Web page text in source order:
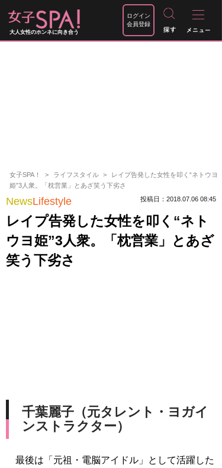
大人女性のホンネに向き合う
ログイン
会員登録
女子SPA！ ライフスタイル
レイプ告発した女性を叩く“ネトウヨ
姫”3人衆。「枕営業」とあざ笑う下劣さ
NewsLifestyle 投稿日：2018.07.06 08:45
レイプ告発した女性を叩く“ネト
ウヨ姫”3人衆。「枕営業」とあざ
笑う下劣さ
千葉麗子（元タレント・ヨガイ
ンストラクター）
最後は「元祖・電脳アイドル」として活躍した